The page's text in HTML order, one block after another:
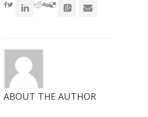
窗
口
窗
口
窗
口
ABOUT THE AUTHOR